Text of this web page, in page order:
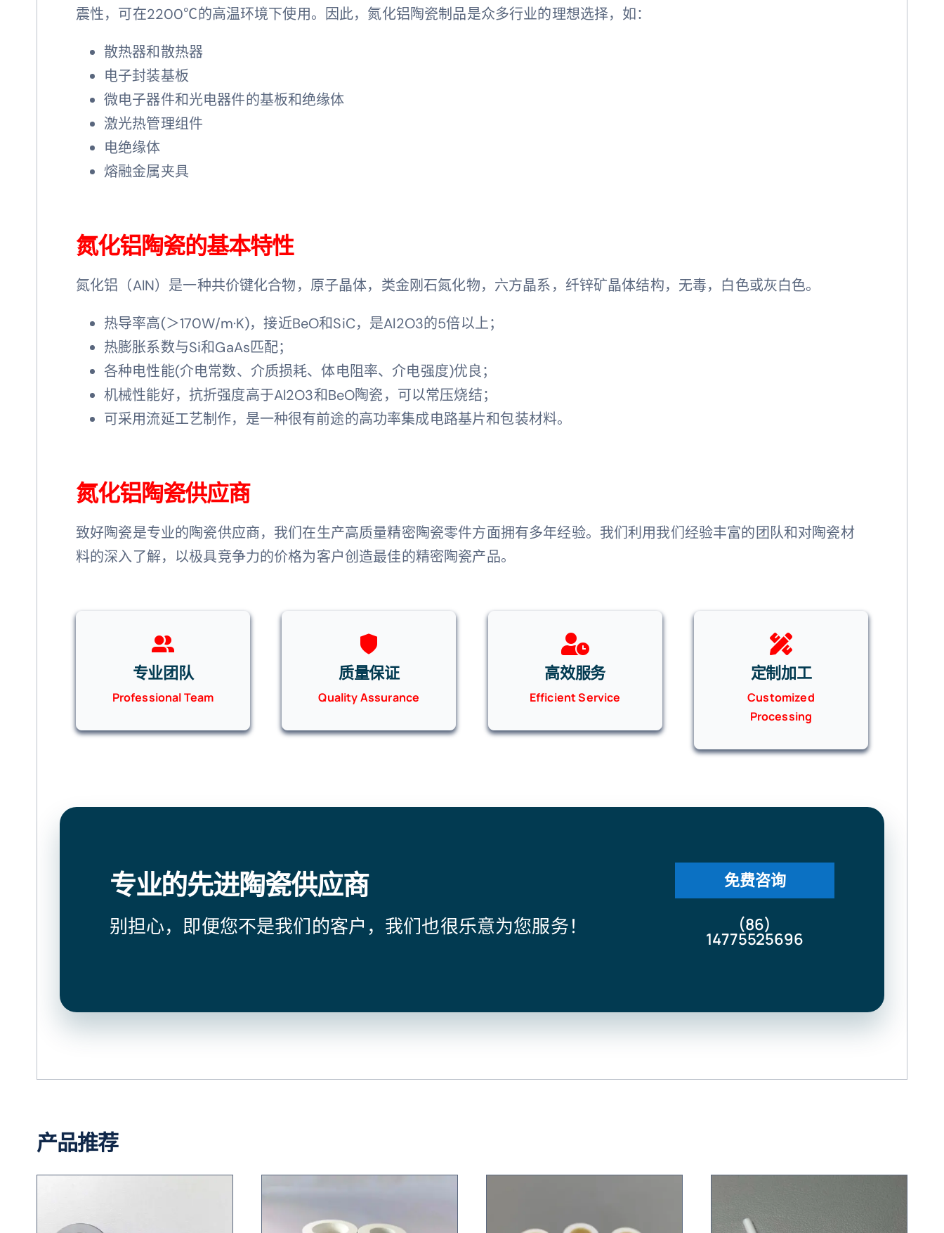
震性，可在2200℃的高温环境下使用。因此，氮化铝陶瓷制品是众多行业的理想选择，如：
散热器和散热器
电子封装基板
微电子器件和光电器件的基板和绝缘体
激光热管理组件
电绝缘体
熔融金属夹具
氮化铝陶瓷的基本特性
氮化铝（AlN）是一种共价键化合物，原子晶体，类金刚石氮化物，六方晶系，纤锌矿晶体结构，无毒，白色或灰白色。
热导率高(＞170W/m·K)，接近BeO和SiC，是Al2O3的5倍以上；
热膨胀系数与Si和GaAs匹配；
各种电性能(介电常数、介质损耗、体电阻率、介电强度)优良；
机械性能好，抗折强度高于Al2O3和BeO陶瓷，可以常压烧结；
可采用流延工艺制作，是一种很有前途的高功率集成电路基片和包装材料。
氮化铝陶瓷供应商
致好陶瓷是专业的陶瓷供应商，我们在生产高质量精密陶瓷零件方面拥有多年经验。我们利用我们经验丰富的团队和对陶瓷材
料的深入了解，以极具竞争力的价格为客户创造最佳的精密陶瓷产品。
专业团队
Professional Team
质量保证
Quality Assurance
高效服务
Efficient Service
定制加工
Customized
Processing
专业的先进陶瓷供应商
别担心，即便您不是我们的客户，我们也很乐意为您服务！
免费咨询
(86)
14775525696
产品推荐